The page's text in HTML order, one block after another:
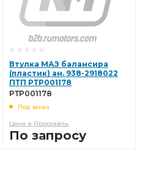
Втулка МАЗ балансира
(пластик) ан. 938-2918022
ПТП РТР001178
РТР001178
Под заказ
Цена в Ярославль
По запросу